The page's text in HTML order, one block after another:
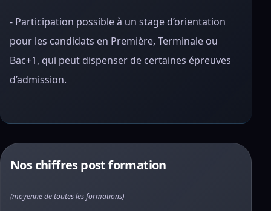
- Participation possible à un stage d’orientation
pour les candidats en Première, Terminale ou
Bac+1, qui peut dispenser de certaines épreuves
d’admission.
Nos chiffres post formation
(moyenne de toutes les formations)